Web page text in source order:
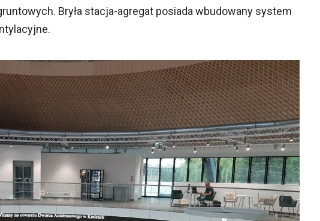
Bryła stacja-agregat posiada wbudowany system